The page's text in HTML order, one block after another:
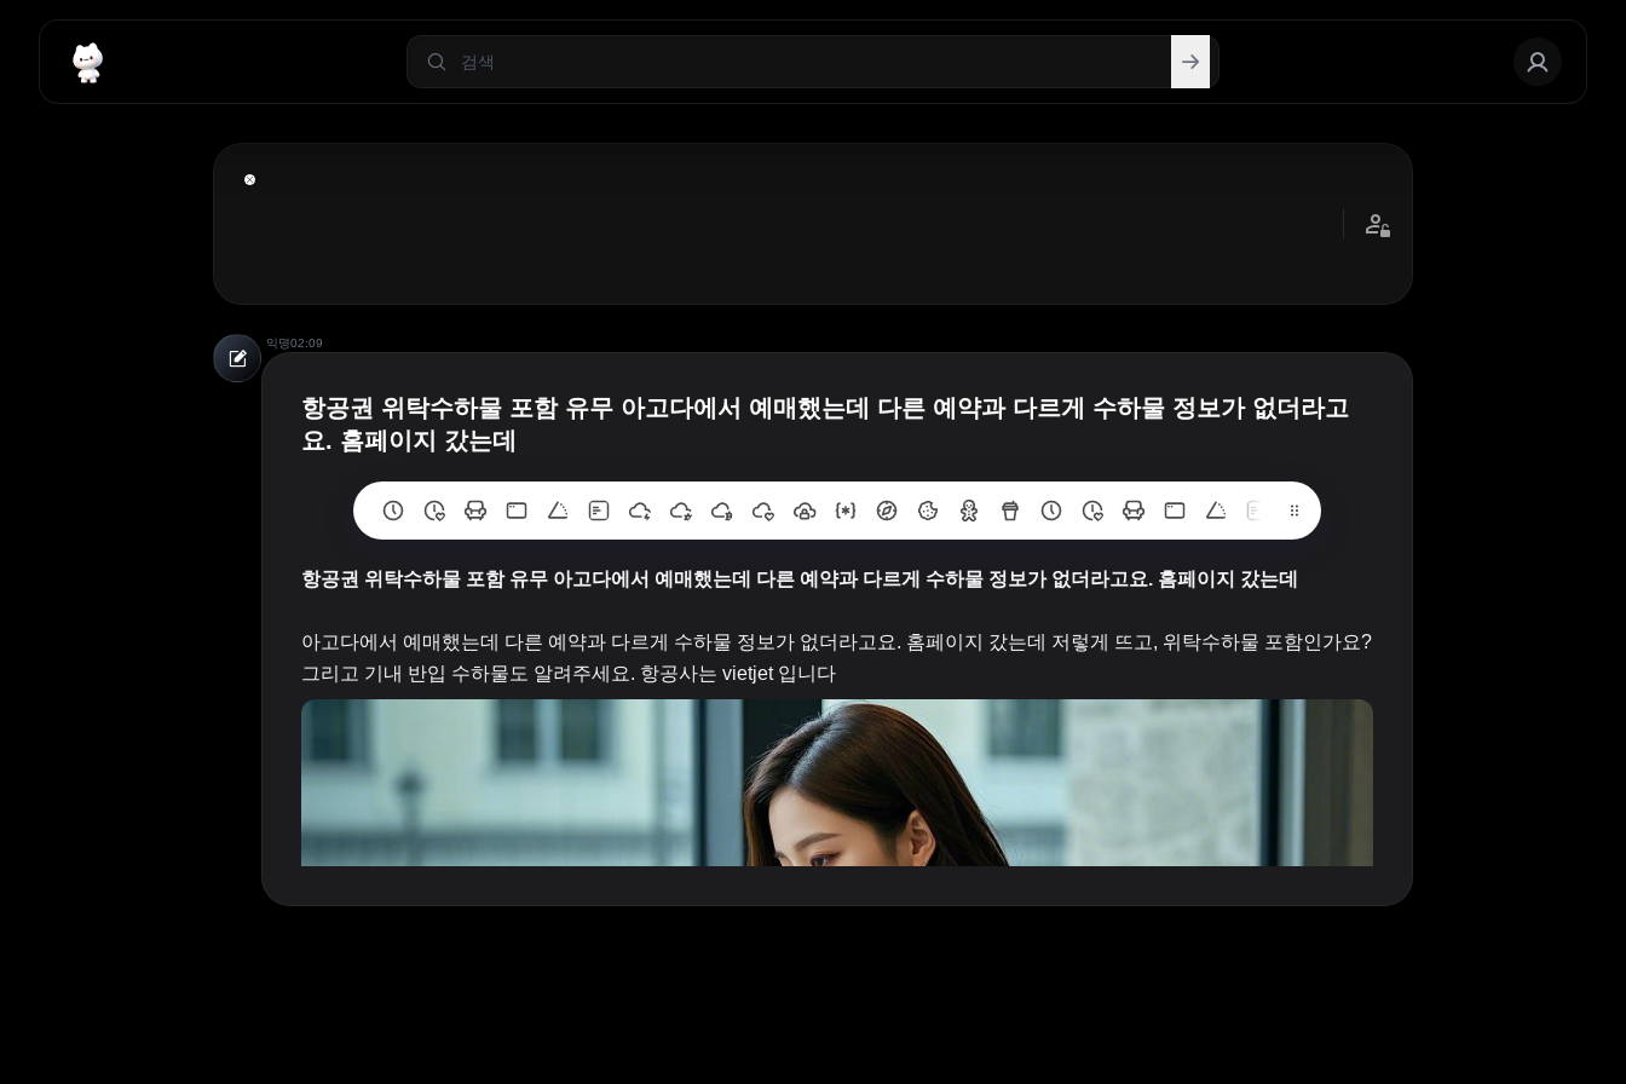
익명02:09
항공권 위탁수하물 포함 유무 아고다에서 예매했는데 다른 예약과 다르게 수하물 정보가 없더라고
요. 홈페이지 갔는데
항공권 위탁수하물 포함 유무 아고다에서 예매했는데 다른 예약과 다르게 수하물 정보가 없더라고요. 홈페이지 갔는데
아고다에서 예매했는데 다른 예약과 다르게 수하물 정보가 없더라고요. 홈페이지 갔는데 저렇게 뜨고, 위탁수하물 포함인가요?
그리고 기내 반입 수하물도 알려주세요. 항공사는 vietjet 입니다